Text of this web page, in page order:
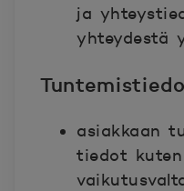
ja
yhteydestä
asiakkaan
tiedot